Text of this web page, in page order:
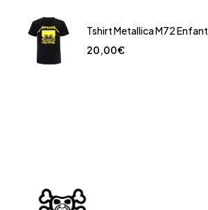
Tshirt Metallica M72 Enfant
20,00€